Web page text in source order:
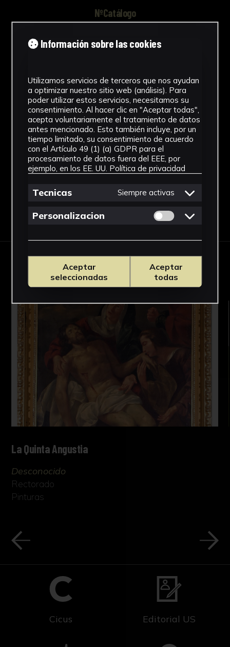
NºCatálogo
Desconocido
Cronología
SF
Fondo
Sin fondo
Descargar Ficha
OBRAS RELACIONADAS
La Quinta Angustia
Desconocido
Rectorado
Pinturas
Cicus Editorial US
Información sobre las cookies
Utilizamos servicios de terceros que nos ayudan
a optimizar nuestro sitio web (análisis). Para
poder utilizar estos servicios, necesitamos su
consentimiento. Al hacer clic en "Aceptar todas",
acepta voluntariamente el tratamiento de datos
antes mencionado. Esto también incluye, por un
tiempo limitado, su consentimiento de acuerdo
con el Artículo 49 (1) (a) GDPR para el
procesamiento de datos fuera del EEE, por
ejemplo, en los EE. UU. Política de privacidad
Tecnicas Siempre activas
Personalizacion Permitir cookies
Aceptar
seleccionadas
Aceptar
todas